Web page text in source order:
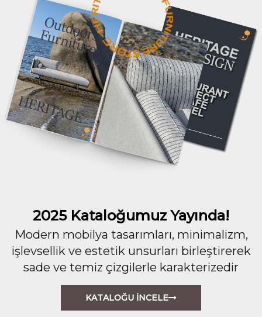
2025 Kataloğumuz Yayında!
Modern mobilya tasarımları, minimalizm,
işlevsellik ve estetik unsurları birleştirerek
sade ve temiz çizgilerle karakterizedir
KATALOĞU İNCELE